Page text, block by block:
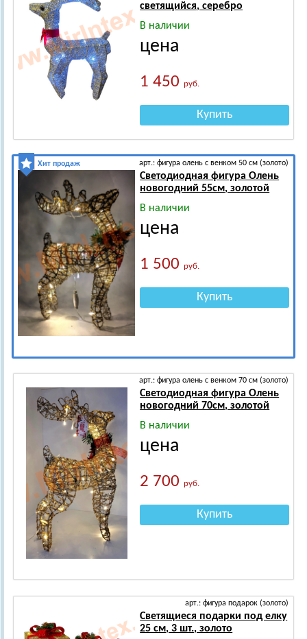
светящийся, серебро
В наличии
цена
1 450руб.
Купить
Хит продаж арт.: фигура олень с венком 50 см (золото)
Светодиодная фигура Олень
новогодний 55см, золотой
В наличии
цена
1 500руб.
Купить
арт.: фигура олень с венком 70 см (золото)
Светодиодная фигура Олень
новогодний 70см, золотой
В наличии
цена
2 700руб.
Купить
арт.: фигура подарок (золото)
Светящиеся подарки под елку
25 см, 3 шт., золото